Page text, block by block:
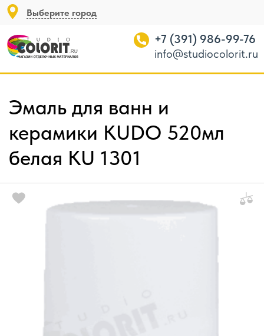
Выберите город
+7 (391) 986-99-76
info@studiocolorit.ru
Эмаль для ванн и
керамики KUDO 520мл
белая KU 1301